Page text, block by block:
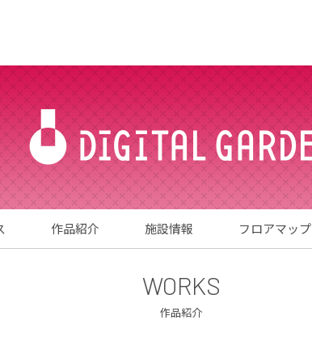
作品紹介 施設情報 フロアマップ
WORKS
作品紹介